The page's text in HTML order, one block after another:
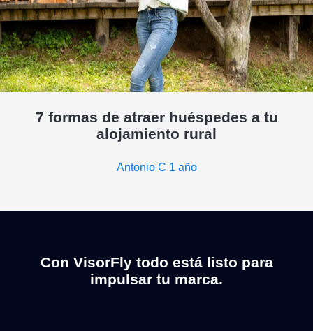
7 formas de atraer huéspedes a tu
alojamiento rural
Antonio C 1 año
Con VisorFly todo está listo para
impulsar tu marca.